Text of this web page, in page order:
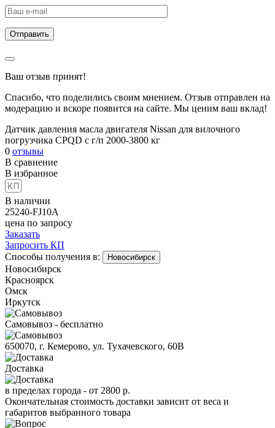
Ваш отзыв принят!
Спасибо, что поделились своим мнением. Отзыв отправлен на
модерацию и вскоре появится на сайте. Мы ценим ваш вклад!
Датчик давления масла двигателя Nissan для вилочного
погрузчика CPQD с г/п 2000-3800 кг
0 отзывы
В сравнение
В избранное
В наличии
25240-FJ10A
цена по запросу
Заказать
Запросить КП
Способы получения в:
Новосибирск
Новосибирск
Красноярск
Омск
Иркутск
Самовывоз - бесплатно
650070, г. Кемерово, ул. Тухачевского, 60В
Доставка
в пределах города - от 2800 р.
Окончательная стоимость доставки зависит от веса и
габаритов выбранного товара